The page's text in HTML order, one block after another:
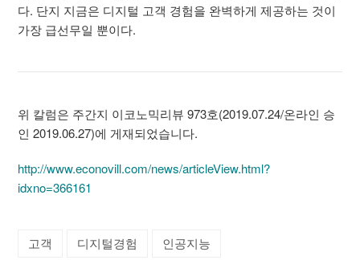
다. 단지 지금은 디지털 고객 경험을 완벽하게 제공하는 것이
가장 급선무일 뿐이다.
위 칼럼은 주간지 이코노믹리뷰 973호(2019.07.24/온라인 승
인 2019.06.27)에 게재되었습니다.
http://www.econovill.com/news/articleView.html?
idxno=366161
고객 디지털경험 인공지능